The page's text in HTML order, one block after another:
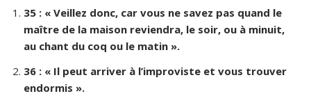
35 : « Veillez donc, car vous ne savez pas quand le
maître de la maison reviendra, le soir, ou à minuit,
au chant du coq ou le matin ».
36 : « Il peut arriver à l’improviste et vous trouver
endormis ».